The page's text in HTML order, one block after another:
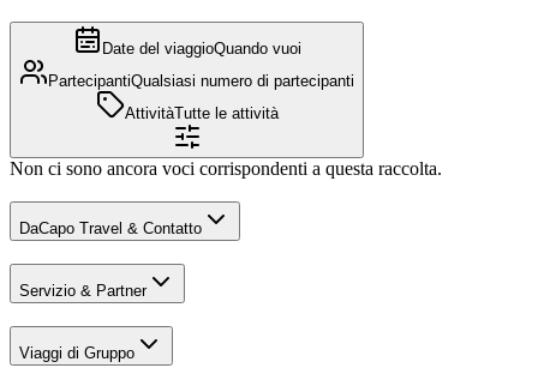
Date del viaggioQuando vuoi
PartecipantiQualsiasi numero di partecipanti
AttivitàTutte le attività
Non ci sono ancora voci corrispondenti a questa raccolta.
DaCapo Travel & Contatto
Servizio & Partner
Viaggi di Gruppo